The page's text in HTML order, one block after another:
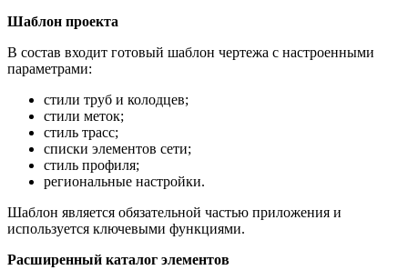
Шаблон проекта
В состав входит готовый шаблон чертежа с настроенными
параметрами:
стили труб и колодцев;
стили меток;
стиль трасс;
списки элементов сети;
стиль профиля;
региональные настройки.
Шаблон является обязательной частью приложения и
используется ключевыми функциями.
Расширенный каталог элементов